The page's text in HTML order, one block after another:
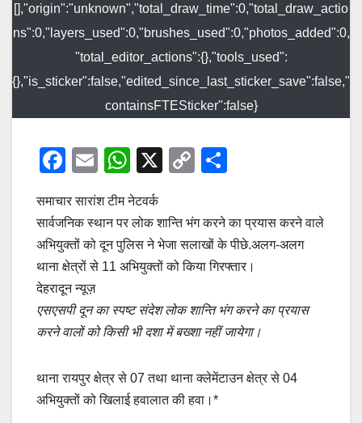
[],"origin":"unknown","total_draw_time":0,"total_draw_actio
ns":0,"layers_used":0,"brushes_used":0,"photos_added":0,
"total_editor_actions":{},"tools_used":
{},"is_sticker":false,"edited_since_last_sticker_save":false,"
containsFTESticker":false}
F
c
e
b
o
o
k
E
ail
W
h
at
s
A
p
X
C
p
y
Li
k
ar
e
समाचार सारांश टीम नेटवर्क
सार्वजनिक स्थान पर लोक शान्ति भंग करने का प्रयास करने वाले
अभियुक्तों को दून पुलिस ने भेजा सलाखों के पीछे.अलग-अलग
थाना क्षेत्रों से 11 अभियुक्तों को किया गिरफ्तार।
देहरादून न्यूज़
एसएसपी दून का स्पष्ट संदेश लोक शान्ति भंग करने का प्रयास
करने वालों को किसी भी दशा में बख्शा नहीं जायेगा।
थाना रायपुर क्षेत्र से 07 तथा थाना क्लेमेंटाउन क्षेत्र से 04
अभियुक्तों को खिलाई हवालात की हवा।*